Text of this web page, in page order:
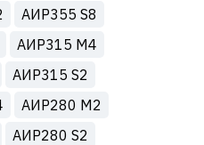
АИР355 S8
АИР315 М4
АИР315 S2
АИР280 М2
АИР280 S2